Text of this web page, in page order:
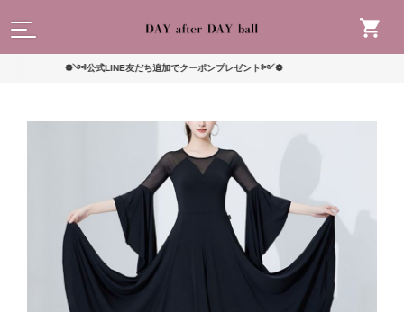
❁༺公式LINE友だち追加でクーポンプレゼント༻❁